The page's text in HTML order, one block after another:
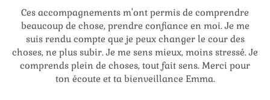
Ces accompagnements m'ont permis de comprendre
beaucoup de chose, prendre confiance en moi. Je me
suis rendu compte que je peux changer le cour des
choses, ne plus subir. Je me sens mieux, moins stressé. Je
comprends plein de choses, tout fait sens. Merci pour
ton écoute et ta bienveillance Emma.